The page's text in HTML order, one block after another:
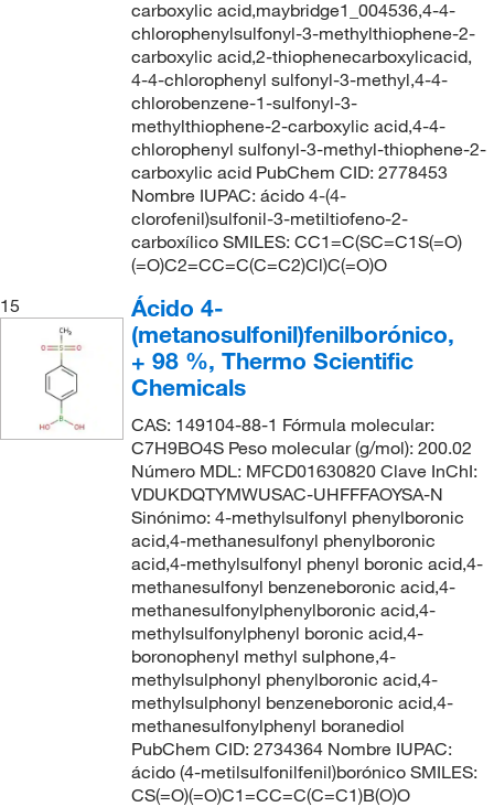
carboxylic acid,maybridge1_004536,4-4-
chlorophenylsulfonyl-3-methylthiophene-2-
carboxylic acid,2-thiophenecarboxylicacid,
4-4-chlorophenyl sulfonyl-3-methyl,4-4-
chlorobenzene-1-sulfonyl-3-
methylthiophene-2-carboxylic acid,4-4-
chlorophenyl sulfonyl-3-methyl-thiophene-2-
carboxylic acid PubChem CID: 2778453
Nombre IUPAC: ácido 4-(4-
clorofenil)sulfonil-3-metiltiofeno-2-
carboxílico SMILES: CC1=C(SC=C1S(=O)
(=O)C2=CC=C(C=C2)Cl)C(=O)O
15
Ácido 4-
(metanosulfonil)fenilborónico,
+ 98 %, Thermo Scientific
Chemicals
CAS: 149104-88-1 Fórmula molecular:
C7H9BO4S Peso molecular (g/mol): 200.02
Número MDL: MFCD01630820 Clave InChI:
VDUKDQTYMWUSAC-UHFFFAOYSA-N
Sinónimo: 4-methylsulfonyl phenylboronic
acid,4-methanesulfonyl phenylboronic
acid,4-methylsulfonyl phenyl boronic acid,4-
methanesulfonyl benzeneboronic acid,4-
methanesulfonylphenylboronic acid,4-
methylsulfonylphenyl boronic acid,4-
boronophenyl methyl sulphone,4-
methylsulphonyl phenylboronic acid,4-
methylsulphonyl benzeneboronic acid,4-
methanesulfonylphenyl boranediol
PubChem CID: 2734364 Nombre IUPAC:
ácido (4-metilsulfonilfenil)borónico SMILES:
CS(=O)(=O)C1=CC=C(C=C1)B(O)O